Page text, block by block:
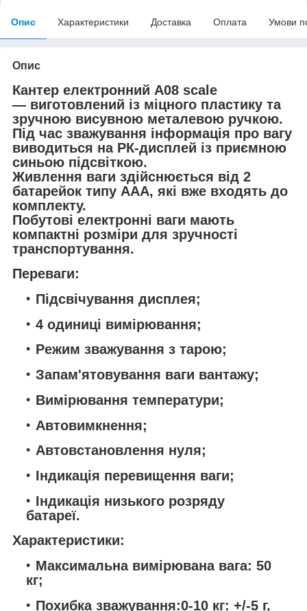
Опис Характеристики Доставка Оплата Умови
Опис
Кантер електронний A08 scale
— виготовлений із міцного пластику та
зручною висувною металевою ручкою.
Під час зважування інформація про вагу
виводиться на РК-дисплей із приємною
синьою підсвіткою.
Живлення ваги здійснюється від 2
батарейок типу AAA, які вже входять до
комплекту.
Побутові електронні ваги мають
компактні розміри для зручності
транспортування.
Переваги:
Підсвічування дисплея;
4 одиниці вимірювання;
Режим зважування з тарою;
Запам'ятовування ваги вантажу;
Вимірювання температури;
Автовимкнення;
Автовстановлення нуля;
Індикація перевищення ваги;
Індикація низького розряду
батареї.
Характеристики:
Максимальна вимірювана вага: 50
кг;
Похибка зважування:0-10 кг: +/-5 г,